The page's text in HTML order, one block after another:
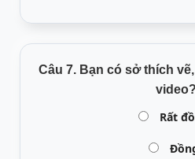
Câu 7. Bạn có sở thích
video?
Rất